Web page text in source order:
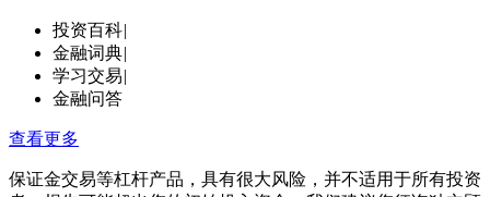
投资百科|
金融词典|
学习交易|
金融问答
查看更多
保证金交易等杠杆产品，具有很大风险，并不适用于所有投资